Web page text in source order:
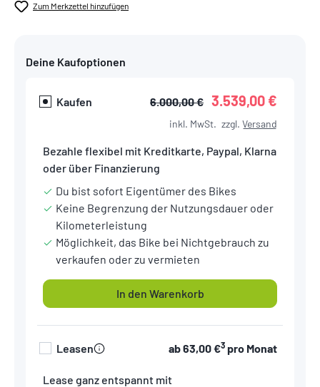
Zum Merkzettel hinzufügen
Deine Kaufoptionen
Kaufen 6.000,00 € 3.539,00 €
inkl. MwSt. zzgl. Versand
Bezahle flexibel mit Kreditkarte, Paypal, Klarna
oder über Finanzierung
Du bist sofort Eigentümer des Bikes
Keine Begrenzung der Nutzungsdauer oder
Kilometerleistung
Möglichkeit, das Bike bei Nichtgebrauch zu
verkaufen oder zu vermieten
In den Warenkorb
Leasen ab63,00 €3 pro Monat
Lease ganz entspannt mit